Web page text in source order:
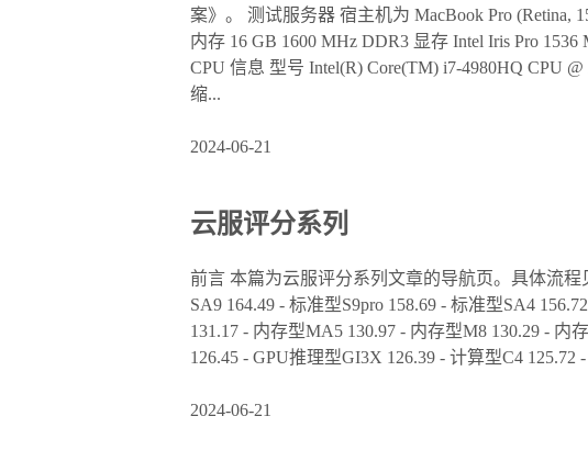
案》。 测试服务器 宿主机为 MacBook Pro (Retina,
内存 16 GB 1600 MHz DDR3 显存 Intel Iris Pro
CPU 信息 型号 Intel(R) Core(TM) i7-4980HQ CPU
缩...
2024-06-21
云服评分系列
前言 本篇为云服评分系列文章的导航页。具体流程
SA9 164.49 - 标准型S9pro 158.69 - 标准型SA4
131.17 - 内存型MA5 130.97 - 内存型M8 130.29 - 内
126.45 - GPU推理型GI3X 126.39 - 计算型C4
2024-06-21